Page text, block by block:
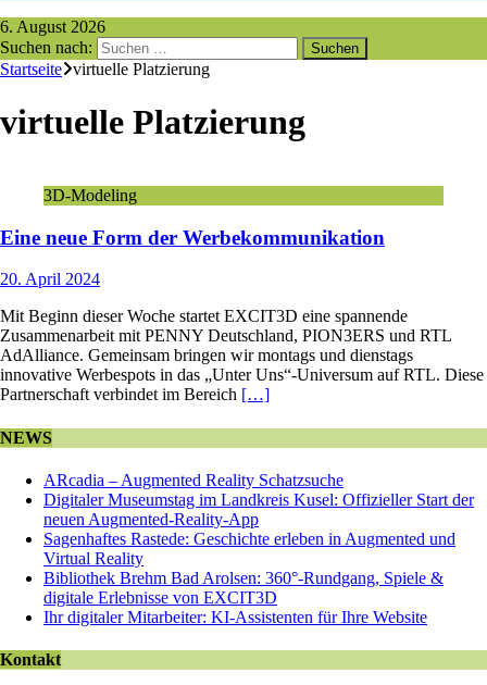
6. August 2026
Suchen nach:
Startseite virtuelle Platzierung
virtuelle Platzierung
3D-Modeling
Eine neue Form der Werbekommunikation
20. April 2024
Mit Beginn dieser Woche startet EXCIT3D eine spannende
Zusammenarbeit mit PENNY Deutschland, PION3ERS und RTL
AdAlliance. Gemeinsam bringen wir montags und dienstags
innovative Werbespots in das „Unter Uns“-Universum auf RTL. Diese
Partnerschaft verbindet im Bereich […]
NEWS
ARcadia – Augmented Reality Schatzsuche
Digitaler Museumstag im Landkreis Kusel: Offizieller Start der
neuen Augmented-Reality-App
Sagenhaftes Rastede: Geschichte erleben in Augmented und
Virtual Reality
Bibliothek Brehm Bad Arolsen: 360°-Rundgang, Spiele &
digitale Erlebnisse von EXCIT3D
Ihr digitaler Mitarbeiter: KI-Assistenten für Ihre Website
Kontakt